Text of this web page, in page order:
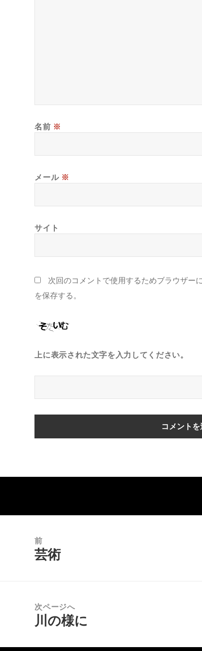
名前 ※
メール ※
サイト
次回のコメントで使用するためブラウザー
を保存する。
上に表示された文字を入力してください。
前
前
芸術
次ページへ
次
川の様に